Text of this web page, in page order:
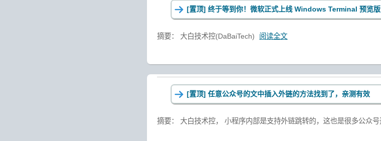
[置顶] 终于等到你！微软正式上线 Windows Terminal 预览版
摘要： 大白技术控(DaBaiTech) 阅读全文
[置顶] 任意公众号的文中插入外链的方法找到了，亲测有效
摘要： 大白技术控， 小程序内部是支持外链跳转的，这也是很多公众